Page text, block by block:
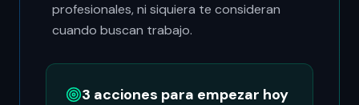
profesionales, ni siquiera te consideran
cuando buscan trabajo.
3 acciones para empezar hoy